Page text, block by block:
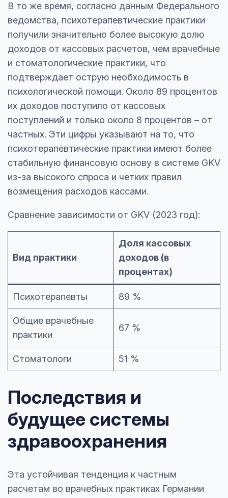
В то же время, согласно данным Федерального
ведомства, психотерапевтические практики
получили значительно более высокую долю
доходов от кассовых расчетов, чем врачебные
и стоматологические практики, что
подтверждает острую необходимость в
психологической помощи. Около 89 процентов
их доходов поступило от кассовых
поступлений и только около 8 процентов – от
частных. Эти цифры указывают на то, что
психотерапевтические практики имеют более
стабильную финансовую основу в системе GKV
из-за высокого спроса и четких правил
возмещения расходов кассами.
Сравнение зависимости от GKV (2023 год):
Вид практики
Доля кассовых
доходов (в
процентах)
Психотерапевты 89 %
Общие врачебные
практики
67 %
Стоматологи 51 %
Последствия и
будущее системы
здравоохранения
Эта устойчивая тенденция к частным
расчетам во врачебных практиках Германии